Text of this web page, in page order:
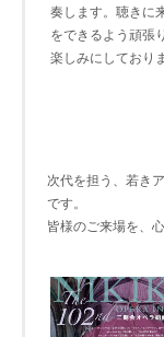
奏します。聴きに
をできるよう頑張
楽しみにしており
次代を担う、若き
です。
皆様のご来場を、